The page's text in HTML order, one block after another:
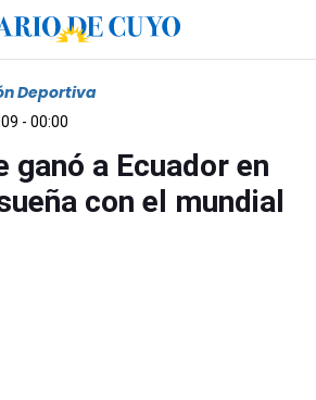
Deportiva
- 00:00
ganó a Ecuador en
con el mundial